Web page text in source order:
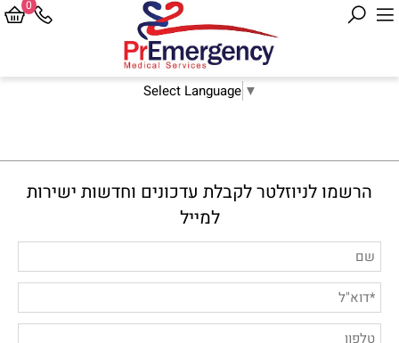
Select Language ▼
0
הרשמו לניוזלטר לקבלת עדכונים וחדשות ישירות
למייל